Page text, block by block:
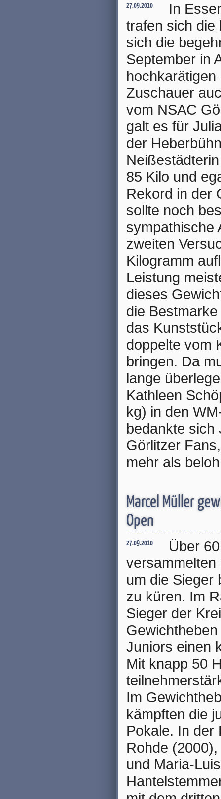
27.09.2010
In
trafen sich die
sich die
September in
Zuschauer
vom NSAC
galt es für
der
85 Kilo und
Rekord in der
sollte noch
sympathische
zweiten
Kilogramm
Leistung
dieses
die
das
doppelte vom
bringen. Da
lange
Kathleen
kg) in den
bedankte sich
Görlitzer
mehr als
Marcel Müller
Open
27.09.2010
Über
versammelten
um die Sieger
zu küren. Im
Sieger der
Juniors einen
Mit knapp 50
Im
kämpften die
Pokale. In der
Rohde
und Maria-